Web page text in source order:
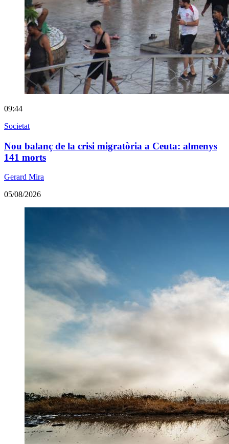
09:44
Societat
Nou balanç de la crisi migratòria a Ceuta: almenys
141 morts
Gerard Mira
05/08/2026